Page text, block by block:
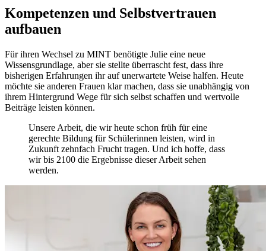
Kompetenzen und Selbstvertrauen
aufbauen
Für ihren Wechsel zu MINT benötigte Julie eine neue
Wissensgrundlage, aber sie stellte überrascht fest, dass ihre
bisherigen Erfahrungen ihr auf unerwartete Weise halfen. Heute
möchte sie anderen Frauen klar machen, dass sie unabhängig von
ihrem Hintergrund Wege für sich selbst schaffen und wertvolle
Beiträge leisten können.
Unsere Arbeit, die wir heute schon früh für eine
gerechte Bildung für Schülerinnen leisten, wird in
Zukunft zehnfach Frucht tragen. Und ich hoffe, dass
wir bis 2100 die Ergebnisse dieser Arbeit sehen
werden.